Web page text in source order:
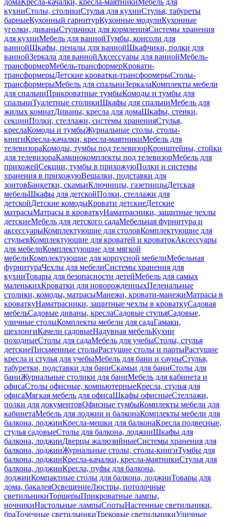
домаКресла-качалки, кресла-маятникиМебель для
кухниСтолы, столикиСтулья для кухниСтулья, табуреты
барныеКухонный гарнитурКухонные модулиКухонные
уголки, диваныСтульчики для кормленияСистемы хранения
для кухниМебель для ваннойТумбы, консоли для
ваннойШкафы, пеналы для ваннойШкафчики, полки для
ваннойЗеркала для ваннойАксессуары для ваннойМебель-
трансформерМебель-трансформерКровати-
трансформерыДетские кроватки-трансформерыСтолы-
трансформерыМебель для спальниЗеркалаКомплекты мебели
для спальниПрикроватные тумбыКомоды и тумбы для
спальниТуалетные столикиШкафы для спальниМебель для
жилых комнатДиваны, кресла для домаШкафы, стенки,
секцииПолки, стеллажи, системы храненияСтулья,
креслаКомоды и тумбыЖурнальные столы, столы-
книгиКресла-качалки, кресла-маятникиМебель для
телевизораКомоды, тумбы под телевизорКронштейны, стойки
для телевизораКаминокомплекты под телевизорМебель для
прихожейСекции, тумбы в прихожуюПолки и системы
хранения в прихожуюВешалки, подставки для
зонтовБанкетки, скамьиКлючницы, газетницыДетская
мебельШкафы для детскойПолки, стеллажи для
детскойДетские комодыКровати детскиеДетские
матрасыМатрасы в кроваткуНаматрасники, защитные чехлы
детскиеМебель для детского садаМебельная фурнитура и
аксессуарыКомплектующие для столовКомплектующие для
стульевКомплектующие для кроватей и кроватокАксессуары
для мебелиКомплектующие для мягкой
мебелиКомплектующие для корпусной мебелиМебельная
фурнитураЧехлы для мебелиСистемы хранения для
кухниТовары для безопасности детейМебель для самых
маленькихКроватки для новорожденныхПеленальные
столики, комоды, матрасыМанежи, кровати-манежиМатрасы в
кроваткуНаматрасники, защитные чехлы в кроваткуСадовая
мебельСадовые диваны, креслаСадовые стульяСадовые,
уличные столыКомплекты мебели для садаГамаки,
шезлонгиКачели садовыеНадувная мебельКухни
походныеСтолы для садаМебель для учебыСтолы, стулья
детскиеПисьменные столыРастущие столы и партыРастущие
кресла и стулья для учебыМебель для бани и сауныСтулья,
табуретки, подставки для баниСкамьи для баниСтолы для
баниЖурнальные столики для баниМебель для кабинета и
офисаСтолы офисные, компьютерныеКресла, стулья для
офисаМягкая мебель для офисаШкафы офисныеСтеллажи,
полки для документовОфисные тумбыКомплекты мебели для
кабинетаМебель для лоджии и балконаКомплекты мебели для
балкона, лоджииКресла-мешки для балконаКресла подвесные,
стулья садовыеСтолы для балкона, лоджииШкафы для
балкона, лоджииДверцы жалюзийныеСистемы хранения для
балкона, лоджииЖурнальные столы, столы-книгиТумбы для
балкона, лоджииКресла-качалки, кресла-маятникиСтулья для
балкона, лоджииКресла, пуфы для балкона,
лоджииКомпактные столы для балкона, лоджииТовары для
дома, бакалеяОсвещениеЛюстры, потолочные
светильникиТоршерыПрикроватные лампы,
ночникиНастольные лампыСпотыНастенные светильники,
браТочечные светильникиТрековые светильникиУличные